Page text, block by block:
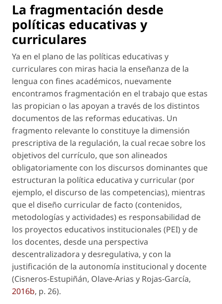
La fragmentación desde
políticas educativas y
curriculares
Ya en el plano de las políticas educativas y
curriculares con miras hacia la enseñanza de la
lengua con fines académicos, nuevamente
encontramos fragmentación en el trabajo que estas
las propician o las apoyan a través de los distintos
documentos de las reformas educativas. Un
fragmento relevante lo constituye la dimensión
prescriptiva de la regulación, la cual recae sobre los
objetivos del currículo, que son alineados
obligatoriamente con los discursos dominantes que
estructuran la política educativa y curricular (por
ejemplo, el discurso de las competencias), mientras
que el diseño curricular de facto (contenidos,
metodologías y actividades) es responsabilidad de
los proyectos educativos institucionales (PEI) y de
los docentes, desde una perspectiva
descentralizadora y desregulativa, y con la
justificación de la autonomía institucional y docente
(Cisneros-Estupiñán, Olave-Arias y Rojas-García,
2016b, p. 26).